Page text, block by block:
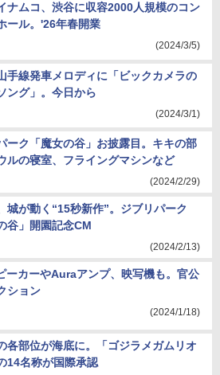
ナムコ、渋谷に収容2000人規模のコン
ール。'26年春開業
(2024/3/5)
手線発車メロディに「ビックカメラの
ング」。今日から
(2024/3/1)
ーク「魔女の谷」お披露目。キキの部
ルの寝室、フライングマシンなど
(2024/2/29)
城が動く“15秒新作”。ジブリパーク
谷」開園記念CM
(2024/2/13)
ーカーやAuraアンプ、映写機も。官公
ション
(2024/1/18)
各部位が海底に。「ゴジラメガムリオ
14名称が国際承認